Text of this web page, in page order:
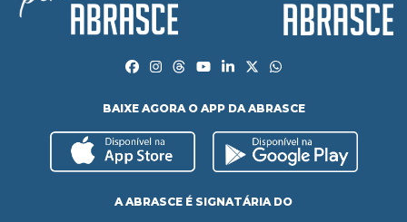
BAIXE AGORA O APP DA ABRASCE
A ABRASCE É SIGNATÁRIA DO